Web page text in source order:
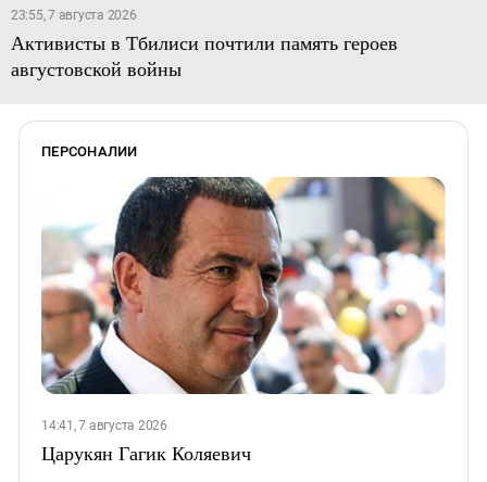
23:55, 7 августа 2026
Активисты в Тбилиси почтили память героев
августовской войны
ПЕРСОНАЛИИ
14:41, 7 августа 2026
Царукян Гагик Коляевич